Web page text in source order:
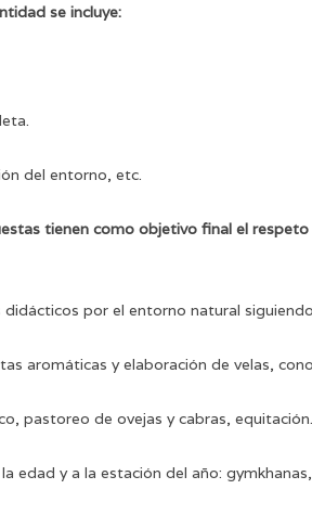
se incluye:
del entorno, etc.
tienen como objetivo final el
didácticos por el entorno natural
aromáticas y elaboración de velas,
pastoreo de ovejas y cabras, equitación.
edad y a la estación del año: